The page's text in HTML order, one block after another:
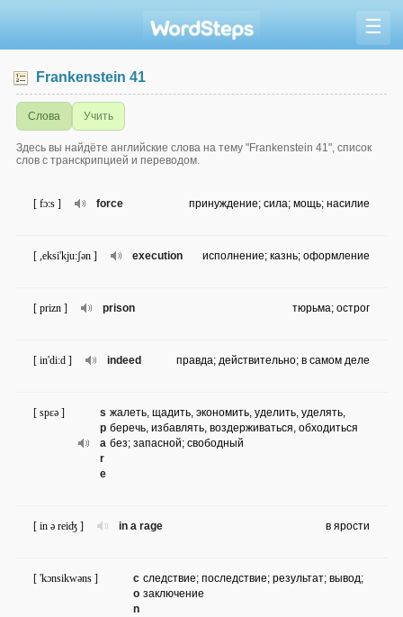
☰
Frankenstein 41
Слова Учить
Здесь вы найдёте английские слова на тему "Frankenstein 41", список
слов с транскрипцией и переводом.
force
[ fɔ:s ] принуждение; сила; мощь; насилие
execution
[ ,eksi'kju:ʃən ] исполнение; казнь; оформление
prison
[ prizn ] тюрьма; острог
indeed
[ in'di:d ] правда; действительно; в самом деле
s
p
a
r
e
[ spɛə ]
жалеть, щадить, экономить, уделить, уделять,
беречь, избавлять, воздерживаться, обходиться
без; запасной; свободный
in a rage
[ in ə reiʤ ] в ярости
c
o
n
[ 'kɔnsikwəns ]
следствие; последствие; результат; вывод;
заключение